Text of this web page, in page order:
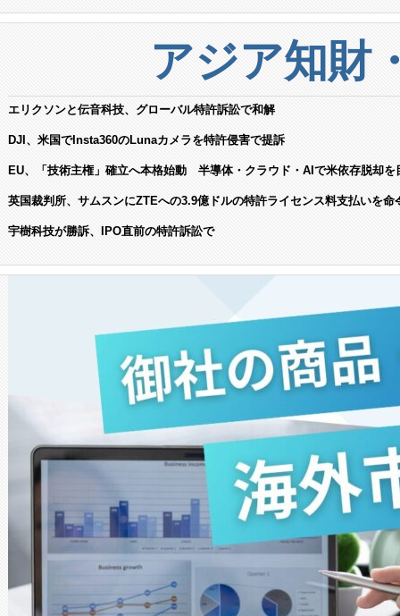
アジア知財
エリクソンと伝音科技、グローバル特許訴訟で和解
DJI、米国でInsta360のLunaカメラを特許侵害で提訴
EU、「技術主権」確立へ本格始動 半導体・クラウド・AIで米依存脱却を
英国裁判所、サムスンにZTEへの3.9億ドルの特許ライセンス料支払いを命
宇樹科技が勝訴、IPO直前の特許訴訟で